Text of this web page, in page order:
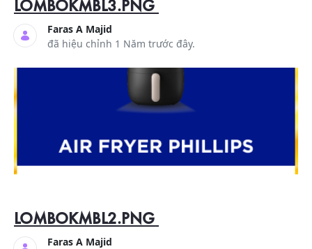
LOMBOKMBL3.PNG
Faras A Majid
đã hiệu chỉnh 1 Năm trước đây.
LOMBOKMBL2.PNG
Faras A Majid